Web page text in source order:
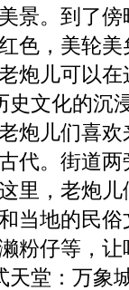
景。到了
色，美轮
炮儿可以
史文化的沉
炮儿们喜
代。街道
里，老炮
当地的民
粉仔等，
天堂：万象